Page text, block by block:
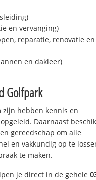
en vervanging)
reparatie, renovatie en
en dakleer)
Golfpark
hebben kennis en
Daarnaast
gereedschap om alle
en vakkundig op te
te maken.
je direct in de gehele